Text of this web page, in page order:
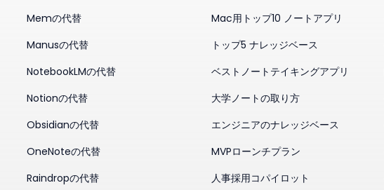
Memの代替
Manusの代替
NotebookLMの代替
Notionの代替
Obsidianの代替
OneNoteの代替
Raindropの代替
Mac用トップ10 ノートアプリ
トップ5 ナレッジベース
ベストノートテイキングアプリ
大学ノートの取り方
エンジニアのナレッジベース
MVPローンチプラン
人事採用コパイロット